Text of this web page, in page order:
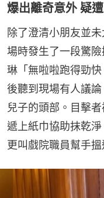
爆出離奇意外 疑
除了澄清小朋友並
場時發生了一段驚
琳「無啦啦跑得勁
後聽到現場有人議
兒子的頭部。目擊
遞上紙巾協助抹乾
更叫戲院職員幫手